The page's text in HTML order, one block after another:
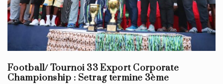
Football/ Tournoi 33 Export Corporate
Championship : Setrag termine 3ème